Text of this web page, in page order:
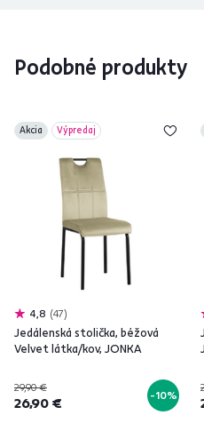
Podobné produkty
Akcia Výpredaj
4,8 47
Jedálenská stolička, béžová
Velvet látka/kov, JONKA
29,90 €
26,90 € -10%